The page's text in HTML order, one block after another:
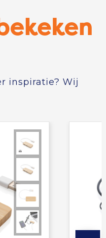
inspiratie? Wij